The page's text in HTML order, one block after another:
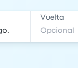
Vuelta